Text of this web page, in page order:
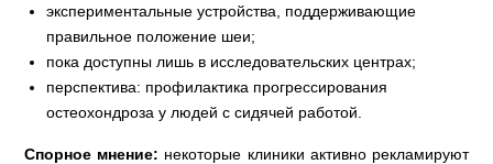
экспериментальные устройства, поддерживающие
правильное положение шеи;
пока доступны лишь в исследовательских центрах;
перспектива: профилактика прогрессирования
остеохондроза у людей с сидячей работой.
Спорное мнение: некоторые клиники активно рекламируют